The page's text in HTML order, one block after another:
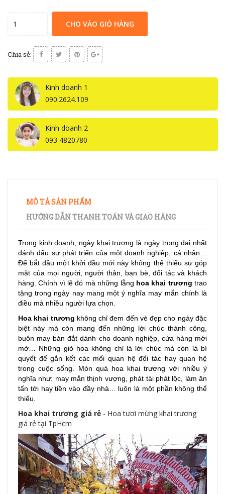
CHO VÀO GIỎ HÀNG
Chia sẻ:
Kinh doanh 1
090.2624.109
Kinh doanh 2
093 4820780
MÔ TẢ SẢN PHẨM
HƯỚNG DẪN THANH TOÁN VÀ GIAO HÀNG
Trong kinh doanh, ngày khai trương là ngày trọng đại nhất
đánh dấu sự phát triển của một doanh nghiệp, cá nhân…
Để bắt đầu một khởi đầu mới này không thể thiếu sự góp
mặt của mọi người, người thân, bạn bè, đối tác và khách
hàng. Chính vì lẽ đó mà những lẵng hoa khai trương trao
tặng trong ngày nay mang một ý nghĩa may mắn chính là
điều mà nhiều người lựa chọn.
Hoa khai trương không chỉ đem đến vẻ đẹp cho ngày đặc
biệt này mà còn mang đến những lời chúc thành công,
buôn may bán đắt dành cho doanh nghiệp, cửa hàng mới
mở… Những giỏ hoa không chỉ là lời chúc mà còn là bí
quyết để gắn kết các mối quan hệ đối tác hay quan hệ
trong cuộc sống. Món quà hoa khai trương với nhiều ý
nghĩa như: may mắn thịnh vượng, phát tài phát lộc, làm ăn
tấn tới hay tiền vào đầy nhà… luôn là một phần không thể
thiếu.
Hoa khai trương giá rẻ - Hoa tươi mừng khai trương
giá rẻ tại TpHcm